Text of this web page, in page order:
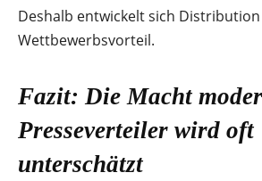
Deshalb entwickelt sich
Wettbewerbsvorteil.
Fazit: Die Macht
Presseverteiler wird oft
unterschätzt